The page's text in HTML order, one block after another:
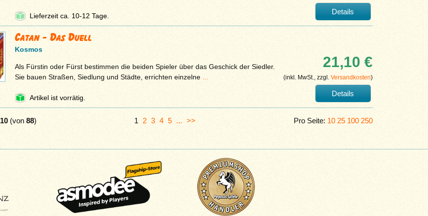
Lieferzeit ca. 10-12 Tage. Details
Catan - Das Duell
Kosmos
Als Fürstin oder Fürst bestimmen die beiden Spieler über das Geschick der Siedler.
Sie bauen Straßen, Siedlung und Städte, errichten einzelne
Artikel ist vorrätig.
21,10 €
(inkl. MwSt., zzgl. Versandkosten)
Details
10(von 88) Pro Seite: 10 25 100 250
1 2 3 4 5 ... >>